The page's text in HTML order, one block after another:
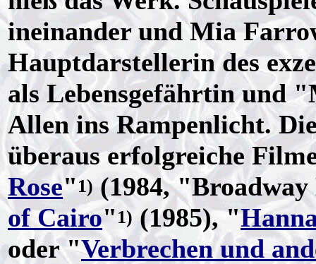
ineinander und Mia
Hauptdarstellerin des
als Lebensgefährtin und
Allen ins Rampenlicht.
überaus erfolgreiche
Rose"1)(1984,
of Cairo" 1) (1985), "
oder "Verbrechen und